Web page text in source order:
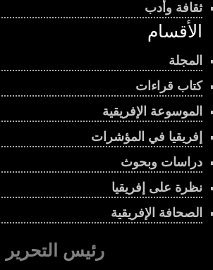
ثقافة وأدب
الأقسام
المجلة
كتاب قراءات
الموسوعة الإفريقية
إفريقيا في المؤشرات
دراسات وبحوث
نظرة على إفريقيا
الصحافة الإفريقية
رئيس التحرير